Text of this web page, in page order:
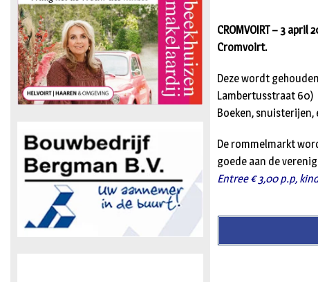
CROMVOIRT – 3
Cromvoirt.
Deze wordt
Lambertusstraat 60)
Boeken,
De rommelmarkt
goede aan de
Entree € 3,00 p.p,